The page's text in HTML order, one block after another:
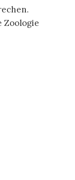
eine Welt
zu Goyas